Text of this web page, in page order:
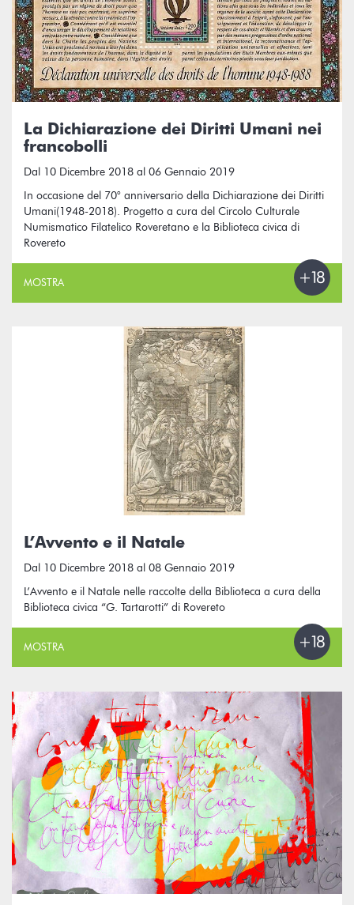
La Dichiarazione dei Diritti Umani nei
francobolli
Dal 10 Dicembre 2018 al 06 Gennaio 2019
In occasione del 70° anniversario della Dichiarazione dei Diritti
Umani(1948-2018). Progetto a cura del Circolo Culturale
Numismatico Filatelico Roveretano e la Biblioteca civica di
Rovereto
MOSTRA
L’Avvento e il Natale
Dal 10 Dicembre 2018 al 08 Gennaio 2019
L’Avvento e il Natale nelle raccolte della Biblioteca a cura della
Biblioteca civica “G. Tartarotti” di Rovereto
MOSTRA